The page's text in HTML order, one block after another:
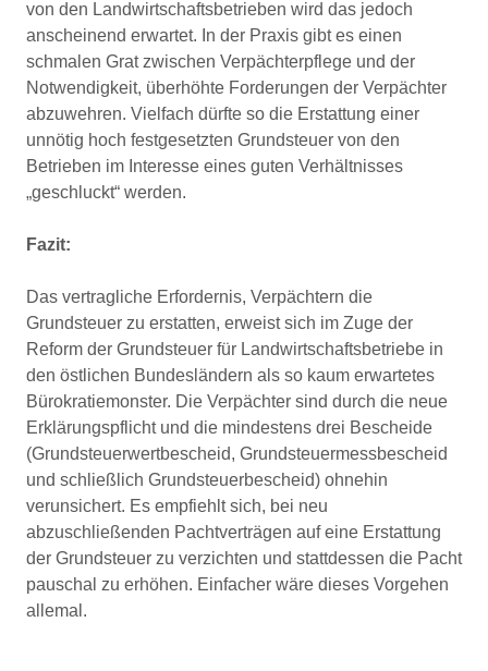
von den Landwirtschaftsbetrieben wird das jedoch
anscheinend erwartet. In der Praxis gibt es einen
schmalen Grat zwischen Verpächterpflege und der
Notwendigkeit, überhöhte Forderungen der Verpächter
abzuwehren. Vielfach dürfte so die Erstattung einer
unnötig hoch festgesetzten Grundsteuer von den
Betrieben im Interesse eines guten Verhältnisses
„geschluckt“ werden.
Fazit:
Das vertragliche Erfordernis, Verpächtern die
Grundsteuer zu erstatten, erweist sich im Zuge der
Reform der Grundsteuer für Landwirtschaftsbetriebe in
den östlichen Bundesländern als so kaum erwartetes
Bürokratiemonster. Die Verpächter sind durch die neue
Erklärungspflicht und die mindestens drei Bescheide
(Grundsteuerwertbescheid, Grundsteuermessbescheid
und schließlich Grundsteuerbescheid) ohnehin
verunsichert. Es empfiehlt sich, bei neu
abzuschließenden Pachtverträgen auf eine Erstattung
der Grundsteuer zu verzichten und stattdessen die Pacht
pauschal zu erhöhen. Einfacher wäre dieses Vorgehen
allemal.